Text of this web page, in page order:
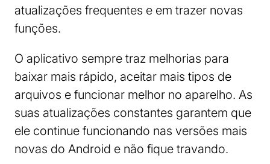
atualizações frequentes e em trazer novas
funções.
O aplicativo sempre traz melhorias para
baixar mais rápido, aceitar mais tipos de
arquivos e funcionar melhor no aparelho. As
suas atualizações constantes garantem que
ele continue funcionando nas versões mais
novas do Android e não fique travando.